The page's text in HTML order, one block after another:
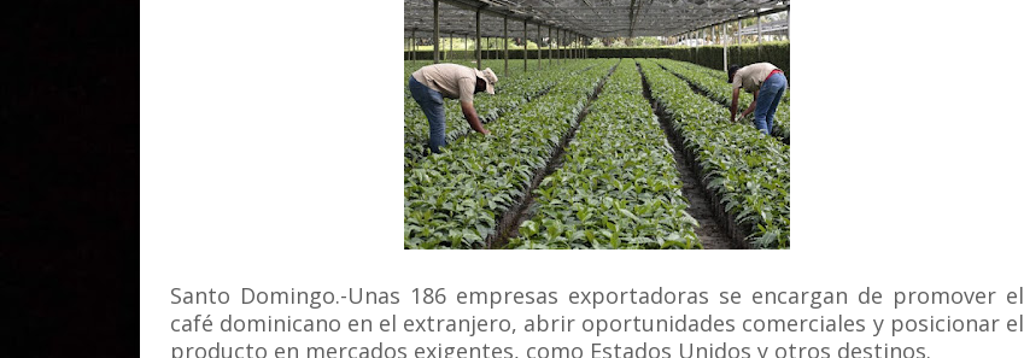
Santo Domingo.-Unas 186 empresas exportadoras se encargan de promover el
café dominicano en el extranjero, abrir oportunidades comerciales y posicionar el
producto en mercados exigentes, como Estados Unidos y otros destinos.